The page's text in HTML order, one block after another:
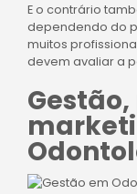
E o contrário
dependendo do
muitos
devem avaliar a